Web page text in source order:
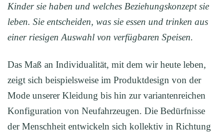
Kinder sie haben und welches Beziehungskonzept sie
leben. Sie entscheiden, was sie essen und trinken aus
einer riesigen Auswahl von verfügbaren Speisen.
Das Maß an Individualität, mit dem wir heute leben,
zeigt sich beispielsweise im Produktdesign von der
Mode unserer Kleidung bis hin zur variantenreichen
Konfiguration von Neufahrzeugen. Die Bedürfnisse
der Menschheit entwickeln sich kollektiv in Richtung